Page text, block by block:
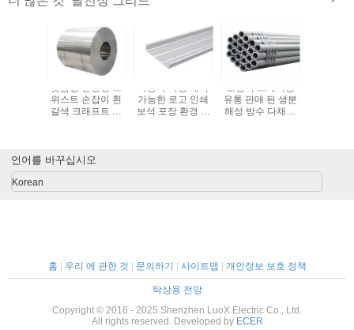
맞춤형 친환경 트
위스트 손잡이 흰
갈색 크래프트 종
사용자 지정 세척
가능한 로고 인쇄
보석 포장 환경 친
고양이 쓰레기용
유통 판매 된 생분
해성 방수 다채로
언어를 바꾸십시오
Korean
홈 | 우리 에 관한 것 | 문의하기 | 사이트맵 | 개인정보 보호 정책
탁상용 전망
Copyright © 2016 - 2025 Shenzhen LuoX Electric Co., Ltd.
All rights reserved. Developed by ECER